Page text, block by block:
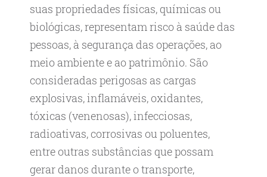
suas propriedades físicas, químicas ou
biológicas, representam risco à saúde das
pessoas, à segurança das operações, ao
meio ambiente e ao patrimônio. São
consideradas perigosas as cargas
explosivas, inflamáveis, oxidantes,
tóxicas (venenosas), infecciosas,
radioativas, corrosivas ou poluentes,
entre outras substâncias que possam
gerar danos durante o transporte,